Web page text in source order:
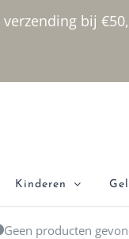
bij
Kinderen
Geen producten